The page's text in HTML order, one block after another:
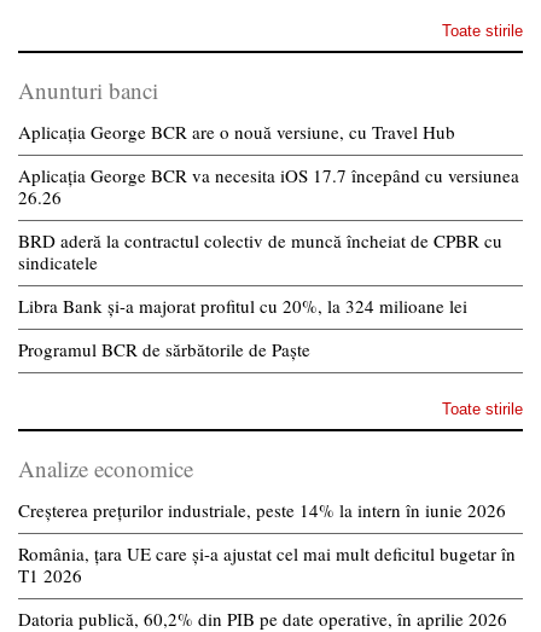
Toate stirile
Anunturi banci
Aplicația George BCR are o nouă versiune, cu Travel Hub
Aplicația George BCR va necesita iOS 17.7 începând cu versiunea
26.26
BRD aderă la contractul colectiv de muncă încheiat de CPBR cu
sindicatele
Libra Bank și-a majorat profitul cu 20%, la 324 milioane lei
Programul BCR de sărbătorile de Paște
Toate stirile
Analize economice
Creșterea prețurilor industriale, peste 14% la intern în iunie 2026
România, țara UE care și-a ajustat cel mai mult deficitul bugetar în
T1 2026
Datoria publică, 60,2% din PIB pe date operative, în aprilie 2026